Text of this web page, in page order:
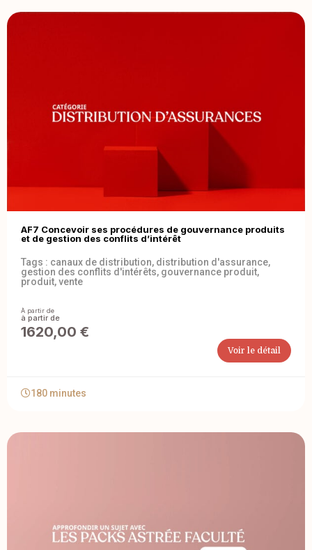
AF7 Concevoir ses procédures de gouvernance produits
et de gestion des conflits d’intérêt
Tags : canaux de distribution, distribution d'assurance,
gestion des conflits d'intérêts, gouvernance produit,
produit,vente
À partir de
1620,00 €
Voir le détail
180 minutes